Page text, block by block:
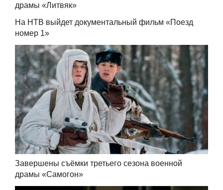
драмы «Литвяк»
На НТВ выйдет документальный фильм «Поезд
номер 1»
Завершены съёмки третьего сезона военной
драмы «Самогон»